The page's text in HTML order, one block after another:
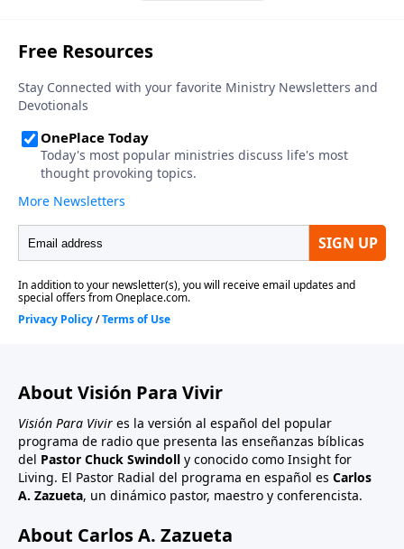
mundo y haced discípulos”. Ellos, entonces, debían
continuar con el trabajo que Él había comenzado.
Con ese gran desafío en mente, descubriremos en
eficiencia y éxito.
About Visión Para Vivir
Visión Para Vivir es la versión al español del popular
programa de radio que presenta las enseñanzas bíblicas
del Pastor Chuck Swindoll y conocido como Insight for
Living. El Pastor Radial del programa en español es Carlos
A. Zazueta, un dinámico pastor, maestro y conferencista.
About Carlos A. Zazueta